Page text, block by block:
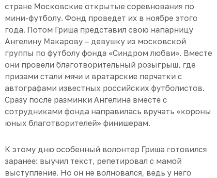
стране Московские открытые соревнования по
мини-футболу. Фонд проведет их в ноябре этого
года. Потом Гриша представил свою напарницу
Ангелину Макарову – девушку из московской
группы по футболу фонда «Синдром любви». Вместе
они провели благотворительный розыгрыш, где
призами стали мячи и вратарские перчатки с
автографами известных российских футболистов.
Сразу после разминки Ангелина вместе с
сотрудниками фонда направилась вручать «короны
юных благотворителей» финишерам.
К этому дню особенный волонтер Гриша готовился
заранее: выучил текст, репетировал с мамой
выступление. Но он не волновался, ведь у него